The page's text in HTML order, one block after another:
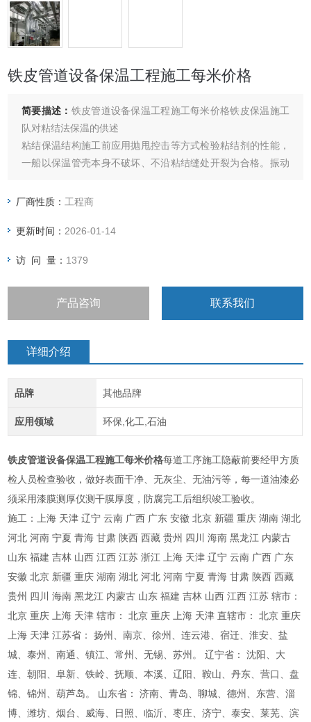
铁皮管道设备保温工程施工每米价格
简要描述： 铁皮管道设备保温工程施工每米价格铁皮保温施工
队对粘结法保温的供述
粘结保温结构施工前应用抛甩控击等方式检验粘结剂的性能，
一船以保温管壳本身不破坏、不沿粘结缝处开裂为合格。振动
厂商性质： 工程商
更新时间： 2026-01-14
访 问 量： 1379
产品咨询 联系我们
详细介绍
品牌 其他品牌
应用领域 环保,化工,石油
铁皮管道设备保温工程施工每米价格每道工序施工隐蔽前要经甲方质
检人员检查验收，做好表面干净、无灰尘、无油污等，每一道油漆必
须采用漆膜测厚仪测干膜厚度，防腐完工后组织竣工验收。
施工：上海 天津 辽宁 云南 广西 广东 安徽 北京 新疆 重庆 湖南 湖北
河北 河南 宁夏 青海 甘肃 陕西 西藏 贵州 四川 海南 黑龙江 内蒙古
山东 福建 吉林 山西 江西 江苏 浙江 上海 天津 辽宁 云南 广西 广东
安徽 北京 新疆 重庆 湖南 湖北 河北 河南 宁夏 青海 甘肃 陕西 西藏
贵州 四川 海南 黑龙江 内蒙古 山东 福建 吉林 山西 江西 江苏 辖市：
北京 重庆 上海 天津 辖市： 北京 重庆 上海 天津 直辖市： 北京 重庆
上海 天津 江苏省： 扬州、南京、徐州、连云港、宿迁、淮安、盐
城、泰州、南通、镇江、常州、无锡、苏州。 辽宁省： 沈阳、大
连、朝阳、阜新、铁岭、抚顺、本溪、辽阳、鞍山、丹东、营口、盘
锦、锦州、葫芦岛。 山东省： 济南、青岛、聊城、德州、东营、淄
博、潍坊、烟台、威海、日照、临沂、枣庄、济宁、泰安、莱芜、滨